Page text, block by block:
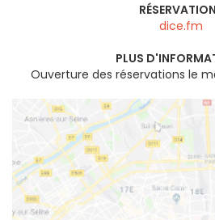
dice.fm
PLUS
Ouverture des réservations le